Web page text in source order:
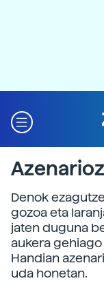
Denok
gozoa eta
jaten duguna
aukera
Handian
uda honetan.